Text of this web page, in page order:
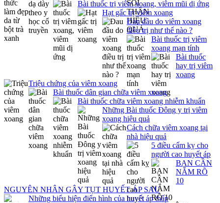
Bài thuốc trị viêm xoang, viêm mũi dị ứng
Hạt gấc trị viêm xoang
Đau đầu do viêm xoang
điều trị như thế nào ?
Bài thuốc trị viêm
xoang mạn tính
Bài thuốc
hay trị viêm
xoang
Triệu chứng của viêm xoang
Bài thuốc dân gian chữa viêm xoang
Bài thuốc chữa viêm xoang nhiễm khuẩn
Những Bài thuốc Đông y trị viêm
xoang hiệu quả
Cách chữa viêm xoang tại
nhà hiệu quả
5 điều cấm kỵ cho
người cao huyết áp
BẠN CẦN
NẮM RÕ
10
NGUYÊN NHÂN GÂY TỤT HUYẾT ÁP SAU
Những biểu hiện điển hình của huyết áp thấp